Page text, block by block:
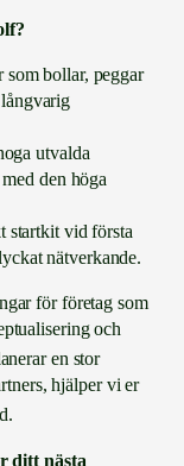
som bollar, peggar
utvalda
den höga
startkit vid första
nätverkande.
för företag som
och
en stor
hjälper vi er
.
ditt nästa